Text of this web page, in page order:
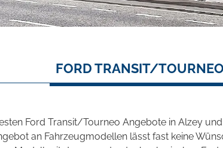
FORD TRANSIT/
Ford Transit/Tourneo Angebote in Alzey
an Fahrzeugmodellen lässt fast keine